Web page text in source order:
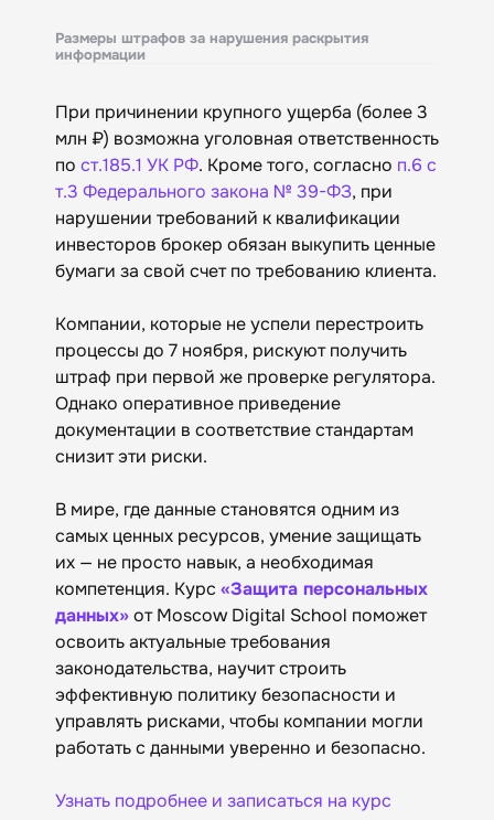
Размеры штрафов за нарушения раскрытия
информации
При причинении крупного ущерба (более 3
млн ₽) возможна уголовная ответственность
по ст.185.1 УК РФ. Кроме того, согласно п.6 с
т.3 Федерального закона № 39-ФЗ, при
нарушении требований к квалификации
инвесторов брокер обязан выкупить ценные
бумаги за свой счет по требованию клиента.
Компании, которые не успели перестроить
процессы до 7 ноября, рискуют получить
штраф при первой же проверке регулятора.
Однако оперативное приведение
документации в соответствие стандартам
снизит эти риски.
В мире, где данные становятся одним из
самых ценных ресурсов, умение защищать
их — не просто навык, а необходимая
компетенция. Курс «Защита персональных
данных»от Moscow Digital School поможет
освоить актуальные требования
законодательства, научит строить
эффективную политику безопасности и
управлять рисками, чтобы компании могли
работать с данными уверенно и безопасно.
Узнать подробнее и записаться на курс